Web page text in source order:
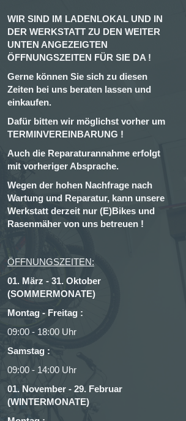
WIR SIND IM LADENLOKAL UND IN
DER WERKSTATT ZU DEN WEITER
UNTEN ANGEZEIGTEN
ÖFFNUNGSZEITEN FÜR SIE DA !
Gerne können Sie sich zu diesen
Zeiten bei uns beraten lassen und
einkaufen.
Dafür bitten wir möglichst vorher um
TERMINVEREINBARUNG !
Auch die Reparaturannahme erfolgt
mit vorheriger Absprache.
Wegen der hohen Nachfrage nach
Wartung und Reparatur, kann unsere
Werkstatt derzeit nur (E)Bikes und
Rasenmäher von uns betreuen !
ÖFFNUNGSZEITEN:
01. März - 31. Oktober
(SOMMERMONATE)
Montag - Freitag :
09:00 - 18:00 Uhr
Samstag :
09:00 - 14:00 Uhr
01. November - 29. Februar
(WINTERMONATE)